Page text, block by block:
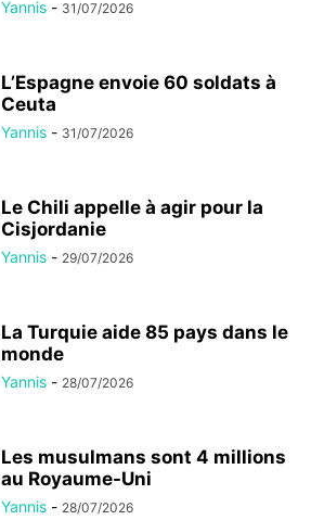
Yannis - 31/07/2026
L’Espagne envoie 60 soldats à
Ceuta
Yannis - 31/07/2026
Le Chili appelle à agir pour la
Cisjordanie
Yannis - 29/07/2026
La Turquie aide 85 pays dans le
monde
Yannis - 28/07/2026
Les musulmans sont 4 millions
au Royaume-Uni
Yannis - 28/07/2026